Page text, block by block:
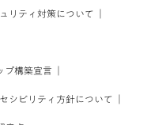
リティ対策について
プ構築宣言
シビリティ方針について